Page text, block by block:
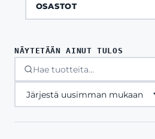
OSASTOT
NÄYTETÄÄN AINUT TULOS